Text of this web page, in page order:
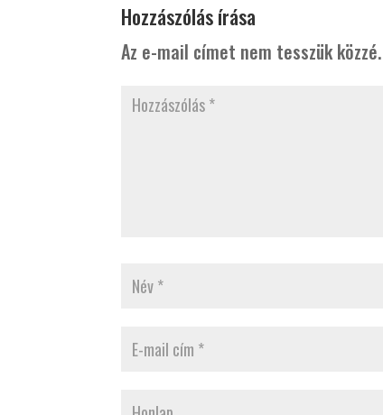
Hozzászólás írása
Az e-mail címet nem tesszük közzé.